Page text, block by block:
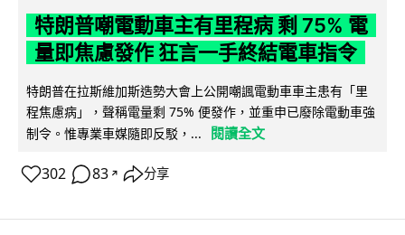
特朗普嘲電動車主有里程病 剩 75% 電
量即焦慮發作 狂言一手終結電車指令
特朗普在拉斯維加斯造勢大會上公開嘲諷電動車車主患有「里
程焦慮病」，聲稱電量剩 75% 便發作，並重申已廢除電動車強
制令。惟專業車媒隨即反駁，...
閱讀全文
302 83 ↗ 分享